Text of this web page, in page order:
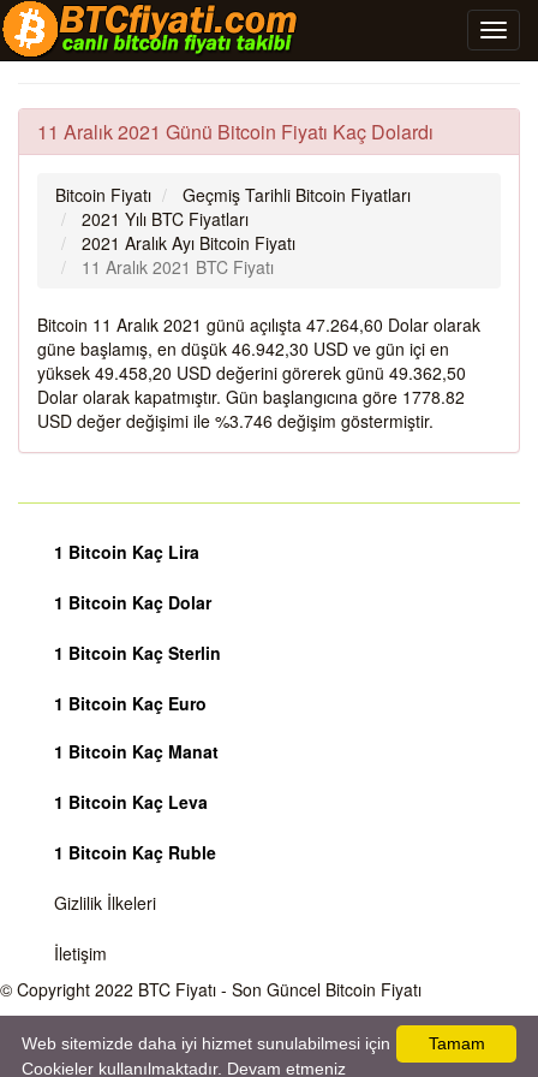
11 Aralık 2021 Günü Bitcoin Fiyatı Kaç Dolardı
Bitcoin Fiyatı
Geçmiş Tarihli Bitcoin Fiyatları
2021 Yılı BTC Fiyatları
2021 Aralık Ayı Bitcoin Fiyatı
11 Aralık 2021 BTC Fiyatı
Bitcoin 11 Aralık 2021 günü açılışta 47.264,60 Dolar olarak
güne başlamış, en düşük 46.942,30 USD ve gün içi en
yüksek 49.458,20 USD değerini görerek günü 49.362,50
Dolar olarak kapatmıştır. Gün başlangıcına göre 1778.82
USD değer değişimi ile %3.746 değişim göstermiştir.
1 Bitcoin Kaç Lira
1 Bitcoin Kaç Dolar
1 Bitcoin Kaç Sterlin
1 Bitcoin Kaç Euro
1 Bitcoin Kaç Manat
1 Bitcoin Kaç Leva
1 Bitcoin Kaç Ruble
Gizlilik İlkeleri
İletişim
© Copyright 2022 BTC Fiyatı - Son Güncel Bitcoin Fiyatı
Bitcoin fiyatı sürekli olarak değişmektedir, 7 gün 24 saat kripto para piyasaları
aktiftir. Sitemiz sadece bilgilendirme amacı gütmektedir, herhangi bir kripto paraya
Tamam
Web sitemizde daha iyi hizmet sunulabilmesi için
Cookieler kullanılmaktadır. Devam etmeniz